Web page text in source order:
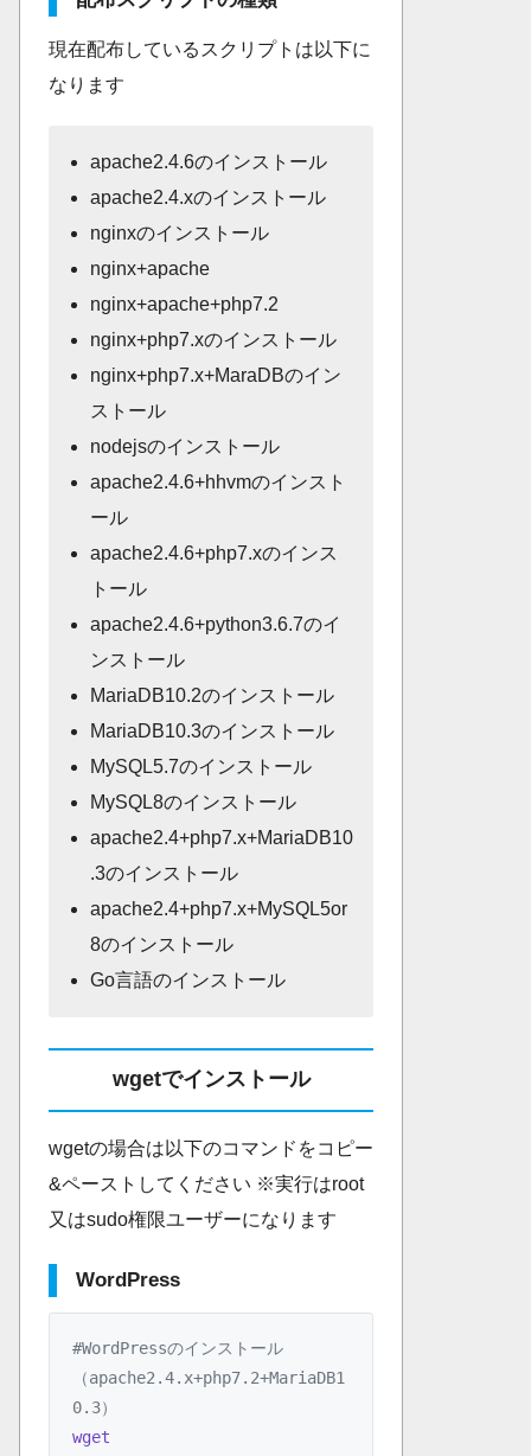
現在配布しているスクリプトは以下に
なります
apache2.4.6のインストール
apache2.4.xのインストール
nginxのインストール
nginx+apache
nginx+apache+php7.2
nginx+php7.xのインストール
nginx+php7.x+MaraDBのイン
ストール
nodejsのインストール
apache2.4.6+hhvmのインスト
ール
apache2.4.6+php7.xのインス
トール
apache2.4.6+python3.6.7のイ
ンストール
MariaDB10.2のインストール
MariaDB10.3のインストール
MySQL5.7のインストール
MySQL8のインストール
apache2.4+php7.x+MariaDB10
.3のインストール
apache2.4+php7.x+MySQL5or
8のインストール
Go言語のインストール
wgetでインストール
wgetの場合は以下のコマンドをコピー
&ペーストしてください ※実行はroot
又はsudo権限ユーザーになります
WordPress
#WordPressのインストール
（apache2.4.x+php7.2+MariaDB1
0.3）
wget